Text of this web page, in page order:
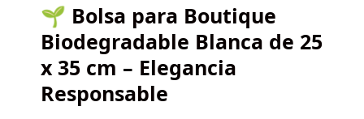
🌱 Bolsa para Boutique
Biodegradable Blanca de 25
x 35 cm – Elegancia
Responsable